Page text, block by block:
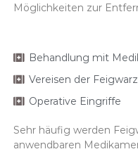
Möglichkeiten zur
Behandlung mit
Vereisen der
Operative Eingriffe
Sehr häufig werden
anwendbaren